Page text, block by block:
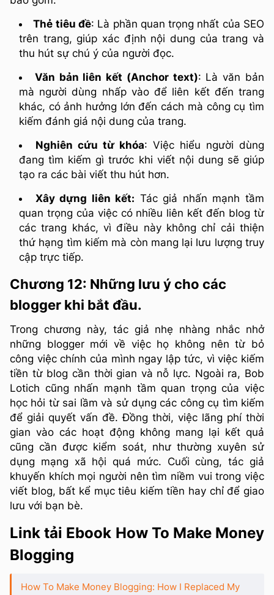
Thẻ tiêu đề: Là phần quan trọng nhất của SEO
trên trang, giúp xác định nội dung của trang và
thu hút sự chú ý của người đọc.
Văn bản liên kết (Anchor text): Là văn bản
mà người dùng nhấp vào để liên kết đến trang
khác, có ảnh hưởng lớn đến cách mà công cụ tìm
kiếm đánh giá nội dung của trang.
Nghiên cứu từ khóa: Việc hiểu người dùng
đang tìm kiếm gì trước khi viết nội dung sẽ giúp
tạo ra các bài viết thu hút hơn.
Xây dựng liên kết: Tác giả nhấn mạnh tầm
quan trọng của việc có nhiều liên kết đến blog từ
các trang khác, vì điều này không chỉ cải thiện
thứ hạng tìm kiếm mà còn mang lại lưu lượng truy
cập trực tiếp.
Chương 12: Những lưu ý cho các
blogger khi bắt đầu.
Trong chương này, tác giả nhẹ nhàng nhắc nhở
những blogger mới về việc họ không nên từ bỏ
công việc chính của mình ngay lập tức, vì việc kiếm
tiền từ blog cần thời gian và nỗ lực. Ngoài ra, Bob
Lotich cũng nhấn mạnh tầm quan trọng của việc
học hỏi từ sai lầm và sử dụng các công cụ tìm kiếm
để giải quyết vấn đề. Đồng thời, việc lãng phí thời
gian vào các hoạt động không mang lại kết quả
cũng cần được kiểm soát, như thường xuyên sử
dụng mạng xã hội quá mức. Cuối cùng, tác giả
khuyến khích mọi người nên tìm niềm vui trong việc
viết blog, bất kể mục tiêu kiếm tiền hay chỉ để giao
lưu với bạn bè.
Link tải Ebook How To Make Money
Blogging
How To Make Money Blogging: How I Replaced My